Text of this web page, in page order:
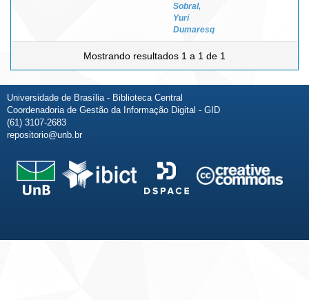
Sobral,
Yuri
Dumaresq
Mostrando resultados 1 a 1 de 1
Universidade de Brasília - Biblioteca Central
Coordenadoria de Gestão da Informação Digital - GID
(61) 3107-2683
repositorio@unb.br